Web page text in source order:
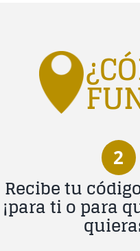
2
Recibe tu
¡para ti o para